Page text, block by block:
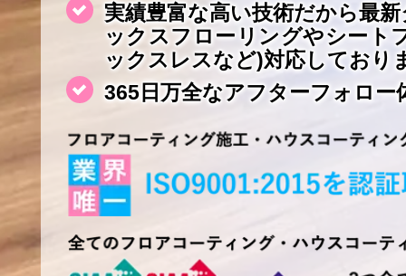
実績豊富な高い技術だから最
ックスフローリングやシート
ックスレスなど)対応しており
365日万全なアフターフォロー